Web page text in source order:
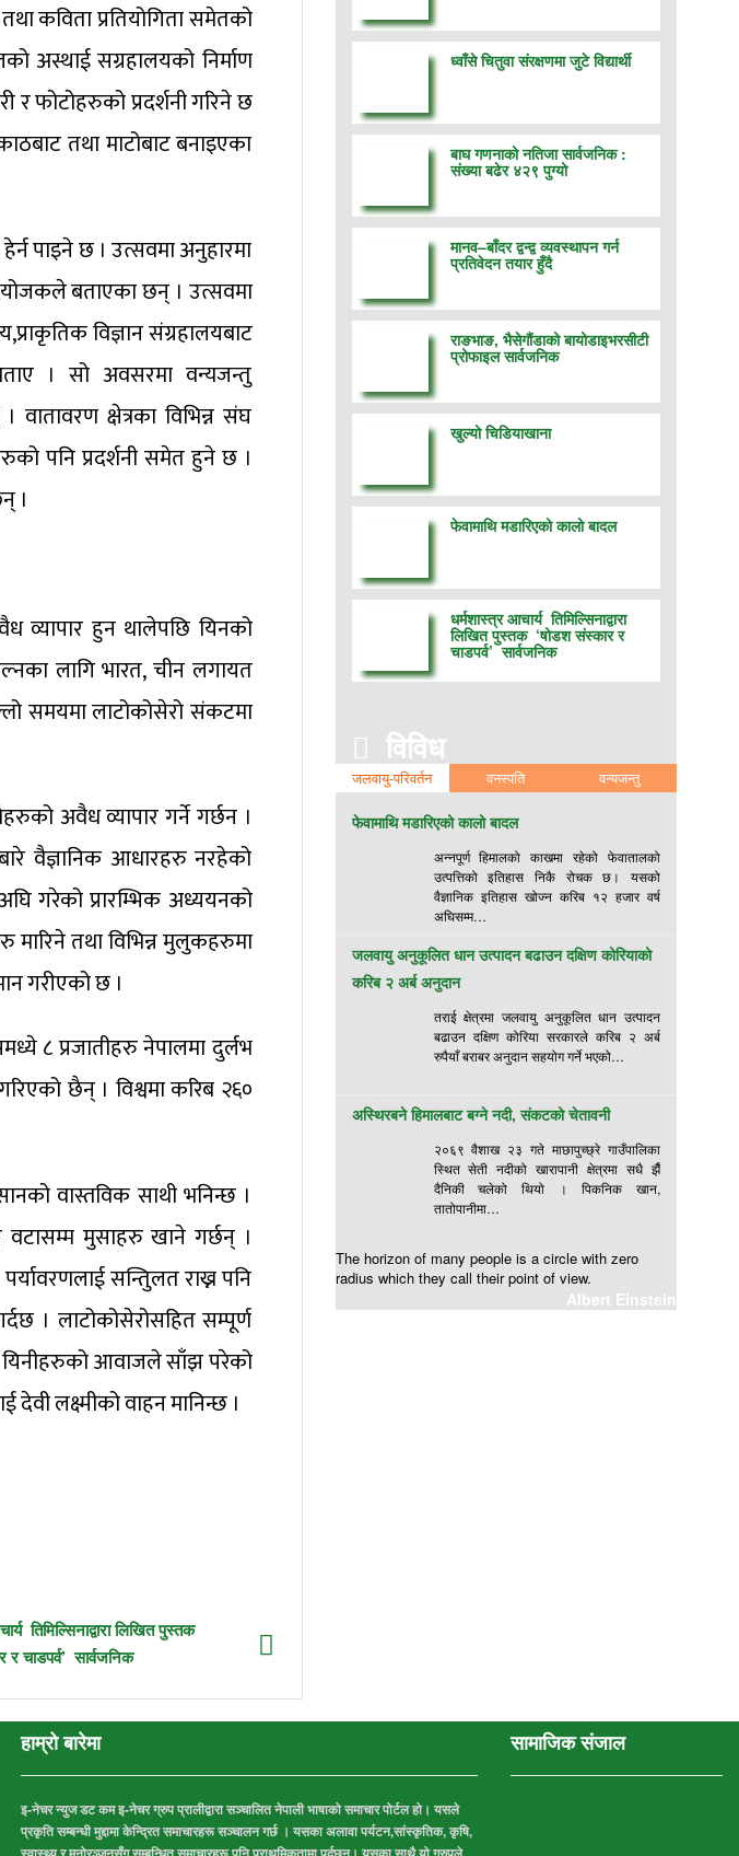
कविता प्रतियोगिता समेतको
अस्थाई सग्रहालयको निर्माण
र फोटोहरुको प्रदर्शनी गरिने छ
तथा माटोबाट बनाइएका
पाइने छ । उत्सवमा अनुहारमा
बताएका छन् । उत्सवमा
विज्ञान संग्रहालयबाट
। सो अवसरमा वन्यजन्तु
क्षेत्रका विभिन्न संघ
पनि प्रदर्शनी समेत हुने छ ।
।
व्यापार हुन थालेपछि यिनको
लागि भारत, चीन लगायत
समयमा लाटोकोसेरो संकटमा
अवैध व्यापार गर्ने गर्छन ।
वैज्ञानिक आधारहरु नरहेको
गरेको प्रारम्भिक अध्ययनको
मारिने तथा विभिन्न मुलुकहरुमा
गरीएको छ ।
८ प्रजातीहरु नेपालमा दुर्लभ
छैन् । विश्वमा करिब २६०
वास्तविक साथी भनिन्छ ।
मुसाहरु खाने गर्छन् ।
सन्तुिलत राख्न पनि
। लाटोकोसेरोसहित सम्पूर्ण
यिनीहरुको आवाजले साँझ परेको
लक्ष्मीको वाहन मानिन्छ ।
तिमिल्सिनाद्वारा लिखित पुस्तक
र चाडपर्व’ सार्वजनिक
ध्वाँसे चितुवा संरक्षणमा जुटे विद्यार्थी
बाघ गणनाको नतिजा सार्वजनिक :
संख्या बढेर ४२९ पुग्यो
मानव–बाँदर द्वन्द्व व्यवस्थापन गर्न
प्रतिवेदन तयार हुँदै
राङभाङ, भैसेगौंडाको बायोडाइभरसीटी
प्रोफाइल सार्वजनिक
खुल्यो चिडियाखाना
फेवामाथि मडारिएको कालो बादल
धर्मशास्त्र आचार्य तिमिल्सिनाद्वारा
लिखित पुस्तक ‘षोडश संस्कार र
चाडपर्व’ सार्वजनिक
विविध
जलवायु-परिवर्तन वनस्पति वन्यजन्तु
फेवामाथि मडारिएको कालो बादल
अन्नपूर्ण हिमालको काखमा रहेको फेवातालको
उत्पत्तिको इतिहास निकै रोचक छ। यसको
वैज्ञानिक इतिहास खोज्न करिब १२ हजार वर्ष
अघिसम्म…
जलवायु अनुकूलित धान उत्पादन बढाउन दक्षिण कोरियाको
करिब २ अर्ब अनुदान
तराई क्षेत्रमा जलवायु अनुकूलित धान उत्पादन
बढाउन दक्षिण कोरिया सरकारले करिब २ अर्ब
रुपैयाँ बराबर अनुदान सहयोग गर्ने भएको…
अस्थिरबने हिमालबाट बग्ने नदी, संकटको चेतावनी
२०६९ वैशाख २३ गते माछापुच्छ्रे गाउँपालिका
स्थित सेती नदीको खारापानी क्षेत्रमा सधै झैँ
दैनिकी चलेको थियो । पिकनिक खान,
तातोपानीमा…
The horizon of many people is a circle with zero
radius which they call their point of view.
Albert Einstein
हाम्रो बारेमा
इ-नेचर न्युज डट कम इ-नेचर ग्रुप प्रालीद्वारा सञ्चालित नेपाली भाषाको समाचार पोर्टल हो। यसले
प्रकृति सम्बन्धी मुद्दामा केन्द्रित समाचारहरू सञ्चालन गर्छ । यसका अलावा पर्यटन,सांस्कृतिक, कृषि,
सामाजिक संजाल